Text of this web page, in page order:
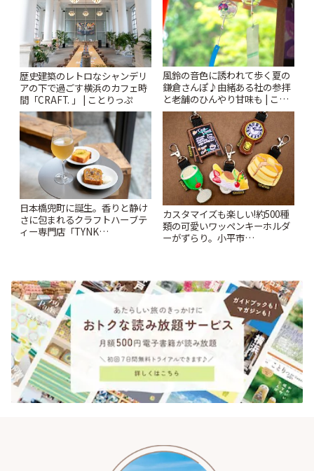
歴史建築のレトロなシャンデリ
アの下で過ごす横浜のカフェ時
間「CRAFT. 」 | ことりっぷ
風鈴の音色に誘われて歩く夏の
鎌倉さんぽ♪由緒ある社の参拝
と老舗のひんやり甘味も | こと
りっぷ
日本橋兜町に誕生。香りと静け
さに包まれるクラフトハーブテ
ィー専門店「TYNK
カスタマイズも楽しい!約500種
類の可愛いワッペンキーホルダ
ーがずらり。小平市